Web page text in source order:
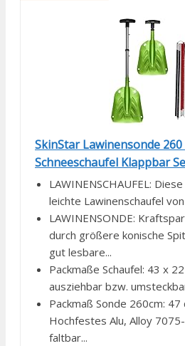
SkinStar Lawinensonde
Schneeschaufel Klappbar
LAWINENSCHAUFEL:
leichte Lawinenschaufel
LAWINENSONDE:
durch größere konische
gut lesbare...
Packmaße Schaufel: 43 x
ausziehbar bzw.
Packmaß Sonde 260cm:
Hochfestes Alu, Alloy
faltbar...